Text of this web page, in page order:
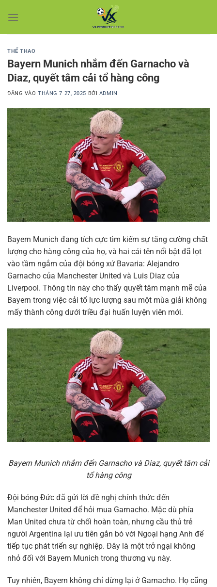
qua
THỂ THAO
Bayern Munich nhắm đến Garnacho và
Diaz, quyết tâm cải tổ hàng công
ĐĂNG VÀOTHÁNG 7 27, 2025 BỞI ADMIN
Bayern Munich đang tích cực tìm kiếm sự tăng cường chất
lượng cho hàng công của họ, và hai cái tên nổi bật đã lọt
vào tầm ngắm của đội bóng xứ Bavaria: Alejandro
Garnacho của Manchester United và Luis Diaz của
Liverpool. Thông tin này cho thấy quyết tâm mạnh mẽ của
Bayern trong việc cải tổ lực lượng sau một mùa giải không
mấy thành công dưới triều đại huấn luyện viên mới.
Bayern Munich nhắm đến Garnacho và Diaz, quyết tâm cải
tổ hàng công
Đội bóng Đức đã gửi lời đề nghị chính thức đến
Manchester United để hỏi mua Garnacho. Mặc dù phía
Man United chưa từ chối hoàn toàn, nhưng cầu thủ trẻ
người Argentina lại ưu tiên gắn bó với Ngoại hạng Anh để
tiếp tục phát triển sự nghiệp. Đây là một trở ngại không
nhỏ đối với Bayern Munich trong thương vụ này.
Tuy nhiên, Bayern không chỉ dừng lại ở Garnacho. Họ cũng